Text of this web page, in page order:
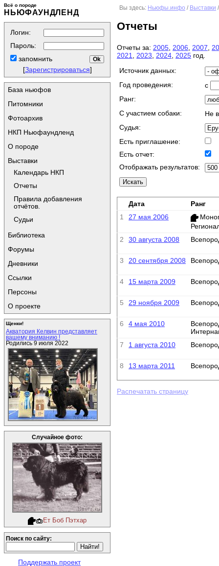
Всё о породе
НЬЮФАУНДЛЕНД
Логин:
Пароль:
запомнить
[Зарегистрироваться]
База ньюфов
Питомники
Фотоархив
НКП Ньюфаундленд
О породе
Выставки
Календарь НКП
Отчеты
Правила добавления
отчётов.
Судьи
Библиотека
Форумы
Дневники
Ссылки
Персоны
О проекте
Щенки!
Акватория Келвин представляет
вашему вниманию !
Родились 9 июля 2022
Случайное фото:
Ет Боб Пэтхар
Поиск по сайту:
Поддержать проект
Вы здесь: Ньюфы.инфо / Выставки
Отчеты
Отчеты за: 2005 2006 2007
2021
2023 2024 2025 год.
Источник данных:
Год проведения:
с
Ранг:
C участием собаки:
Не
Судья:
Есть приглашение:
Есть отчет:
Отображать результатов:
Дата
Ранг
1
27 мая 2006
2
30 августа 2008
3 20 сентября 2008
4 15 марта 2009
5 29 ноября 2009
6 4 мая 2010
7
1 августа 2010
8 13 марта 2011
Распечатать страницу